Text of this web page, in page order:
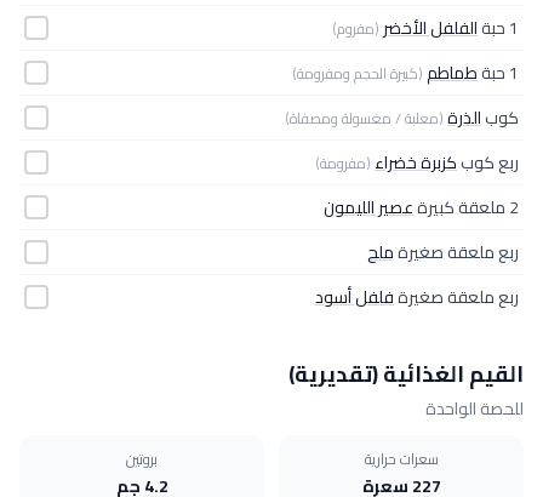
1 حبة الفلفل الأخضر (مفروم)
1 حبة طماطم(كبيرة الحجم ومفرومة)
كوبالذرة(معلبة / مغسولة ومصفاة)
ربع كوبكزبرة خضراء(مفرومة)
2 ملعقة كبيرة
عصير الليمون
ربع ملعقة صغيرةملح
ربع ملعقة صغيرةفلفل أسود
القيم الغذائية (تقديرية)
للحصة الواحدة
سعرات حرارية
227 سعرة
بروتين
4.2 جم